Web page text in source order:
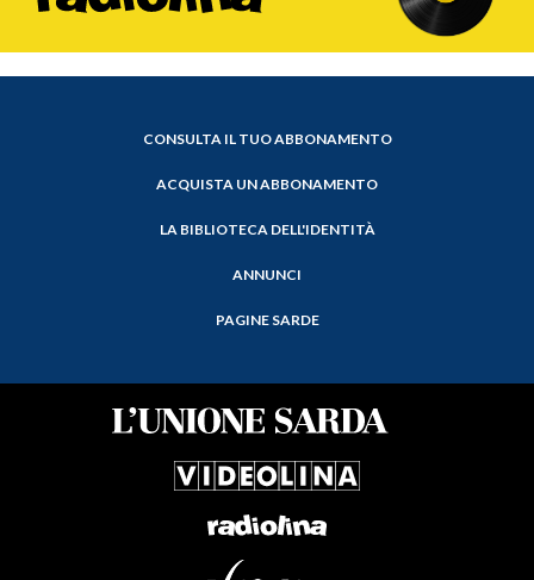
CONSULTA IL TUO ABBONAMENTO
ACQUISTA UN ABBONAMENTO
LA BIBLIOTECA DELL'IDENTITÀ
ANNUNCI
PAGINE SARDE